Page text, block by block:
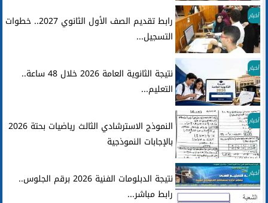
أخبار
رابط تقديم الصف الأول الثانوي 2027.. خطوات
التسجيل...
أخبار
نتيجة الثانوية العامة 2026 خلال 48 ساعة..
التعليم...
أخبار
النموذج الاسترشادي الثالث رياضيات بحتة 2026
بالإجابات النموذجية
أخبار
نتيجة الدبلومات الفنية 2026 برقم الجلوس..
رابط مباشر...